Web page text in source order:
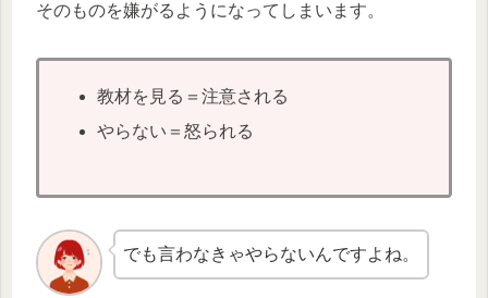
そのものを嫌がるようになってしまいます。
教材を見る＝注意される
やらない＝怒られる
でも言わなきゃやらないんですよね。